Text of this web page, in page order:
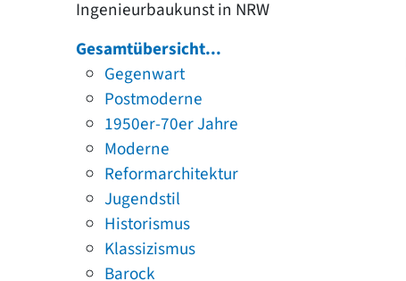
Ingenieurbaukunst in NRW
Gesamtübersicht...
Gegenwart
Postmoderne
1950er-70er Jahre
Moderne
Reformarchitektur
Jugendstil
Historismus
Klassizismus
Barock